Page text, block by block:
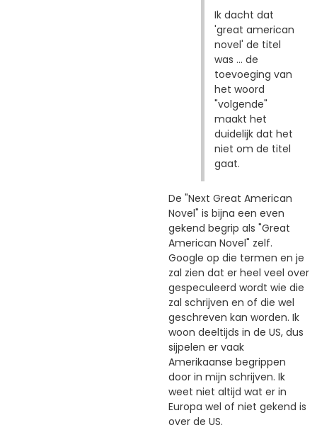
Ik dacht dat
'great american
novel' de titel
was ... de
toevoeging van
het woord
"volgende"
maakt het
duidelijk dat het
niet om de titel
gaat.
De "Next Great American
Novel" is bijna een even
gekend begrip als "Great
American Novel" zelf.
Google op die termen en je
zal zien dat er heel veel over
gespeculeerd wordt wie die
zal schrijven en of die wel
geschreven kan worden. Ik
woon deeltijds in de US, dus
sijpelen er vaak
Amerikaanse begrippen
door in mijn schrijven. Ik
weet niet altijd wat er in
Europa wel of niet gekend is
over de US.